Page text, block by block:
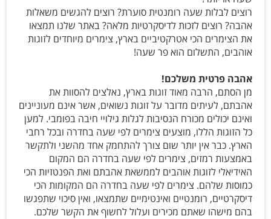
רוצים לבלות שעה רומנטית סוערת? רוצים להגשים משאלות
אהבה? רוצים לזכות לדיסקרטיות מלאה? באתר שלנו תמצאו
את הצימרים הכי אטרקטיביים בארץ, צימרים מיוחדים לזוגות
אוהבים, התשלום הוא פר שעה!
אהבה פרטית משלכם!
מן הסתם, הרבה מאוד זוגות בארץ, נאלצים להסוות את
אהבתם, לעיתים מדובר על זוגות נשואים, אשר אינם מעוניינים
ואינם יכולים מכורח הנסיבות לגלות גילויי חיבה בפומבי. למען
כל הזוגות הללו, מוצעים צימרים לפי שעה בחדרה ובכל רחבי
הארץ. כבר אין יותר שום צורך להתחמק אחד מהשני ולתקשר
באמצעות רמזים, צימרים לפי שעה בחדרה הם המקום
האידיאלי לזוגות אוהבים לממשאת אהבתם ואת הפנטזיות הכי
כמוסות שלהם. צימרים לפי שעה בחדרה הם המקומות הכי
דיסקרטיים, רומנטיים ואינטימיים שתמצאו, ואין סיכוי שתפגשו
בהם מישהו שאתם מכירים ועלול לחשוף את הקשר שלכם.